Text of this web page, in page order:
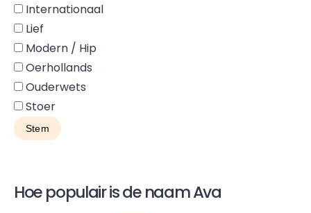
Internationaal
Lief
Modern / Hip
Oerhollands
Ouderwets
Stoer
Hoe populair is de naam Ava